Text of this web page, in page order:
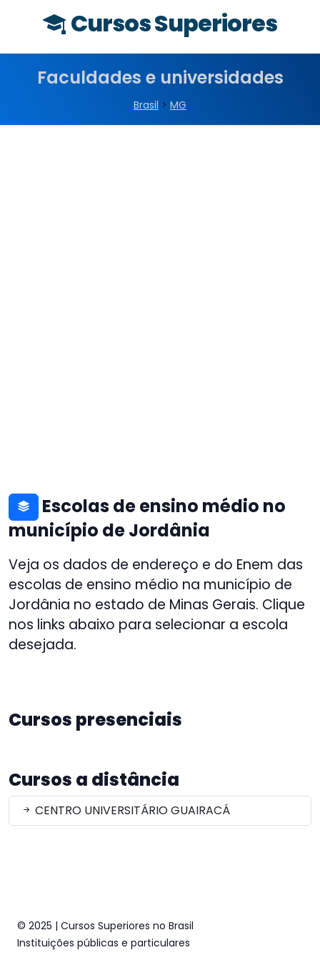
Cursos Superiores
Faculdades e universidades
Brasil > MG
Escolas de ensino médio no
município de Jordânia
Veja os dados de endereço e do Enem das
escolas de ensino médio na município de
Jordânia no estado de Minas Gerais. Clique
nos links abaixo para selecionar a escola
desejada.
Cursos presenciais
Cursos a distância
CENTRO UNIVERSITÁRIO GUAIRACÁ
© 2025 | Cursos Superiores no Brasil
Instituições públicas e particulares